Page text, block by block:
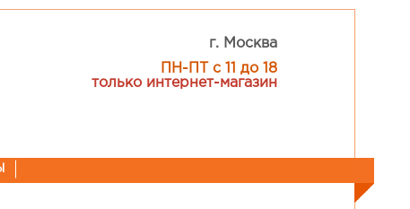
г. Москва
ПН-ПТ с 11 до 18
только интернет-магазин